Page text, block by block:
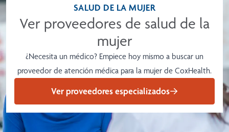
Más información
SALUD DE LA MUJER
Ver proveedores de salud de la
mujer
¿Necesita un médico? Empiece hoy mismo a buscar un
proveedor de atención médica para la mujer de CoxHealth.
Ver proveedores especializados